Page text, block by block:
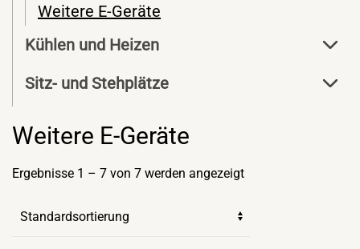
Weitere E-Geräte
Kühlen und Heizen
Sitz- und Stehplätze
Weitere E-Geräte
Ergebnisse 1 – 7 von 7 werden angezeigt